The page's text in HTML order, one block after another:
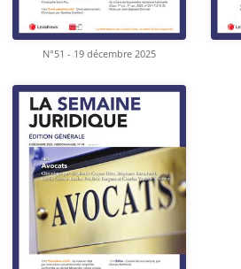
N°51 - 19 décembre 2025